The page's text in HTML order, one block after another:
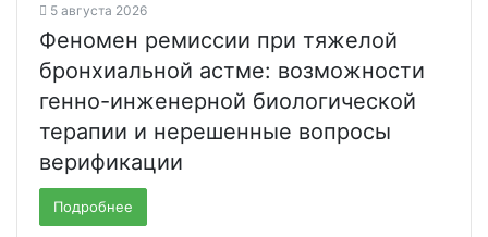
5 августа 2026
Феномен ремиссии при тяжелой
бронхиальной астме: возможности
генно-инженерной биологической
терапии и нерешенные вопросы
верификации
Подробнее